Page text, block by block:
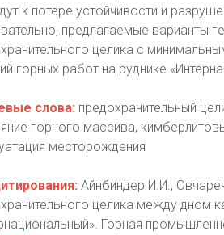
к потере устойчивости и
предлагаемые варианты
целика с
горных работ на руднике
слова: предохранительный
горного массива,
месторождения
Айнбиндер И.И.,
целика между дном
Горная